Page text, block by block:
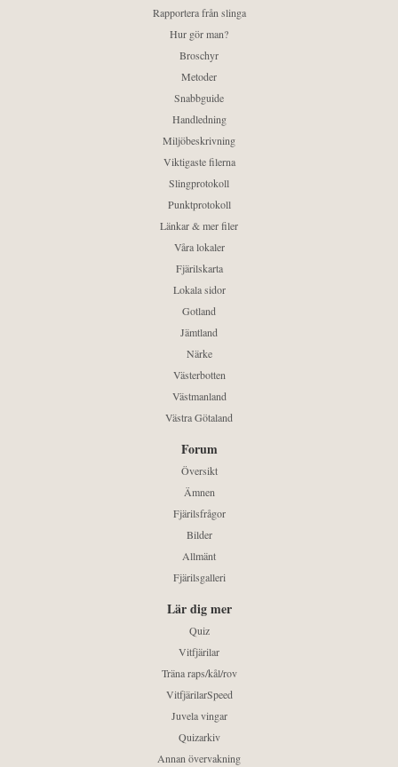
Rapportera från slinga
Hur gör man?
Broschyr
Metoder
Snabbguide
Handledning
Miljöbeskrivning
Viktigaste filerna
Slingprotokoll
Punktprotokoll
Länkar & mer filer
Våra lokaler
Fjärilskarta
Lokala sidor
Gotland
Jämtland
Närke
Västerbotten
Västmanland
Västra Götaland
Forum
Översikt
Ämnen
Fjärilsfrågor
Bilder
Allmänt
Fjärilsgalleri
Lär dig mer
Quiz
Vitfjärilar
Träna raps/kål/rov
VitfjärilarSpeed
Juvela vingar
Quizarkiv
Annan övervakning